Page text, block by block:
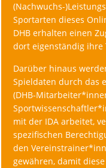
(Nachwuchs-
Sportarten dieses
DHB erhalten einen
dort eigenständig ihre
Darüber hinaus
Spieldaten durch das
(DHB-
mit der IDA arbeitet,
spezifischen
den
gewähren, damit